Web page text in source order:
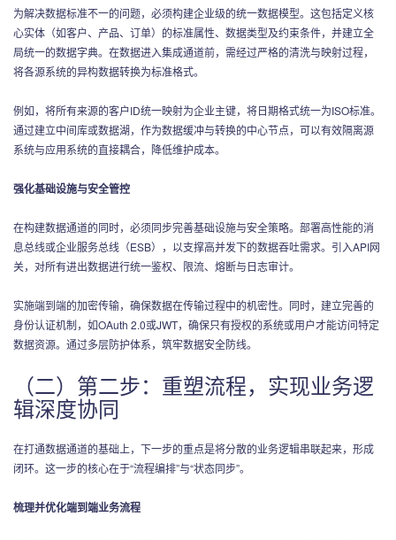
为解决数据标准不一的问题，必须构建企业级的统一数据模型。这包括定义核
心实体（如客户、产品、订单）的标准属性、数据类型及约束条件，并建立全
局统一的数据字典。在数据进入集成通道前，需经过严格的清洗与映射过程，
将各源系统的异构数据转换为标准格式。
例如，将所有来源的客户ID统一映射为企业主键，将日期格式统一为ISO标准。
通过建立中间库或数据湖，作为数据缓冲与转换的中心节点，可以有效隔离源
系统与应用系统的直接耦合，降低维护成本。
强化基础设施与安全管控
在构建数据通道的同时，必须同步完善基础设施与安全策略。部署高性能的消
息总线或企业服务总线（ESB），以支撑高并发下的数据吞吐需求。引入API网
关，对所有进出数据进行统一鉴权、限流、熔断与日志审计。
实施端到端的加密传输，确保数据在传输过程中的机密性。同时，建立完善的
身份认证机制，如OAuth 2.0或JWT，确保只有授权的系统或用户才能访问特定
数据资源。通过多层防护体系，筑牢数据安全防线。
（二）第二步：重塑流程，实现业务逻
辑深度协同
在打通数据通道的基础上，下一步的重点是将分散的业务逻辑串联起来，形成
闭环。这一步的核心在于“流程编排”与“状态同步”。
梳理并优化端到端业务流程